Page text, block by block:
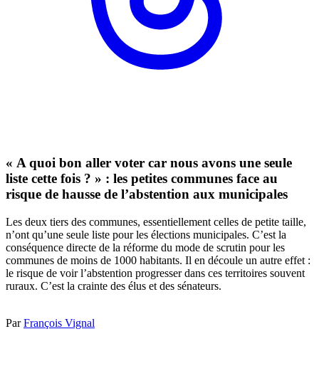
« A quoi bon aller voter car nous avons une seule
liste cette fois ? » : les petites communes face au
risque de hausse de l’abstention aux municipales
Les deux tiers des communes, essentiellement celles de petite taille,
n’ont qu’une seule liste pour les élections municipales. C’est la
conséquence directe de la réforme du mode de scrutin pour les
communes de moins de 1000 habitants. Il en découle un autre effet :
le risque de voir l’abstention progresser dans ces territoires souvent
ruraux. C’est la crainte des élus et des sénateurs.
ParFrançois Vignal